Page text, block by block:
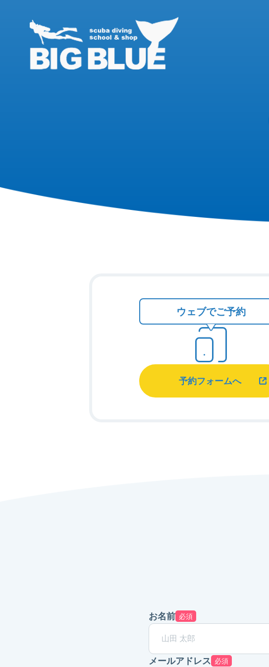
ウェブでご予約
予約フォームへ
お名前 必須
メールアドレス 必須